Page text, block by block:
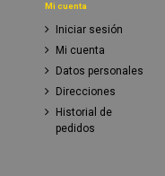
Mi cuenta
Iniciar sesión
Mi cuenta
Datos personales
Direcciones
Historial de
pedidos